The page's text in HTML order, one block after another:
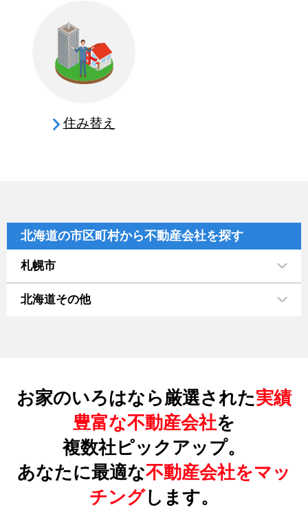
住み替え
北海道の市区町村から不動産会社を探す
札幌市
北海道その他
お家のいろはなら厳選された実績
豊富な不動産会社を
複数社ピックアップ。
あなたに最適な不動産会社をマッ
チングします。